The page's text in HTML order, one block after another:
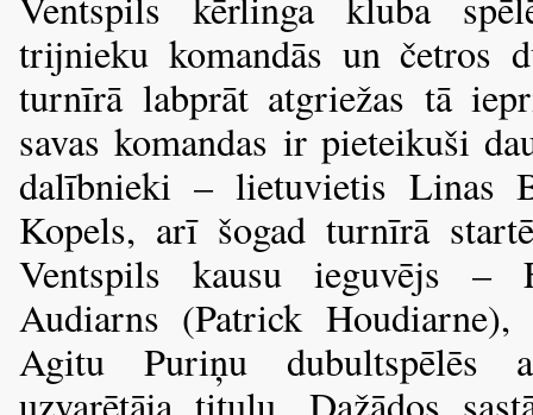
trijnieku komandās un četros
turnīrā labprāt atgriežas tā
savas komandas ir pieteikuši
dalībnieki – lietuvietis Linas
Kopels, arī šogad turnīrā
Ventspils kausu ieguvējs –
Audiarns (Patrick
Agitu Puriņu dubultspēlēs